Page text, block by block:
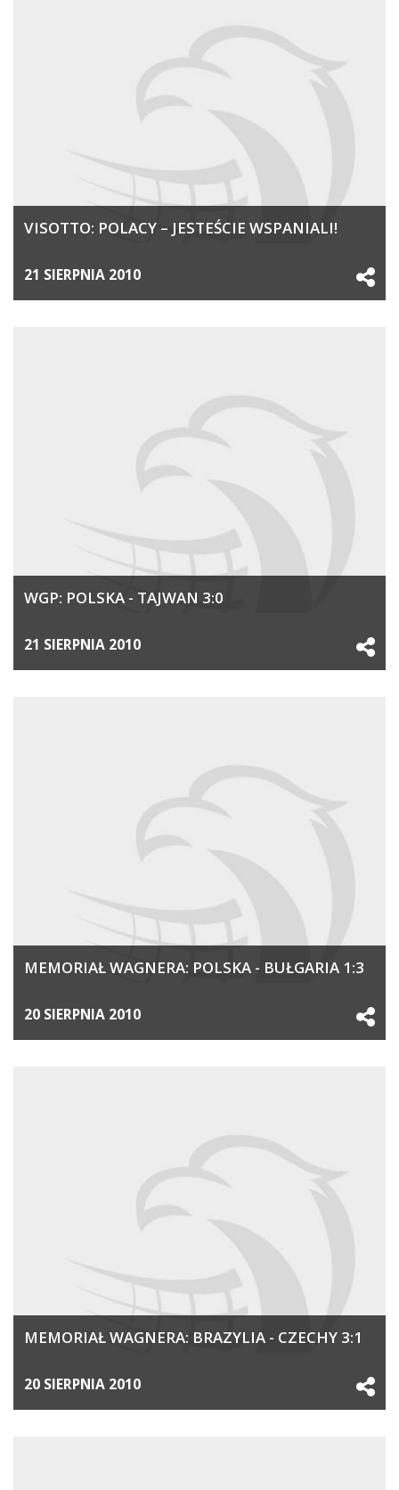
VISOTTO: POLACY – JESTEŚCIE WSPANIALI!
21 SIERPNIA 2010
WGP: POLSKA - TAJWAN 3:0
21 SIERPNIA 2010
MEMORIAŁ WAGNERA: POLSKA - BUŁGARIA 1:3
20 SIERPNIA 2010
MEMORIAŁ WAGNERA: BRAZYLIA - CZECHY 3:1
20 SIERPNIA 2010